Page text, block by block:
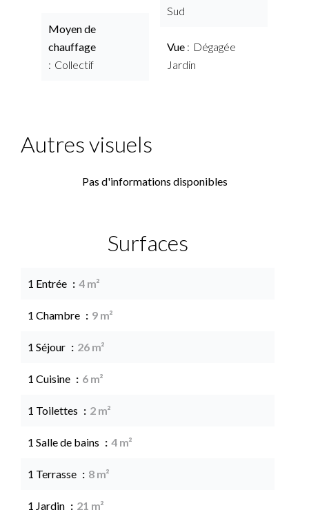
Moyen de
chauffage
Collectif
Sud
Vue
Dégagée
Jardin
Autres visuels
Pas d'informations disponibles
Surfaces
1 Entrée 4 m²
1 Chambre 9 m²
1 Séjour 26 m²
1 Cuisine 6 m²
1 Toilettes 2 m²
1 Salle de bains 4 m²
1 Terrasse 8 m²
1 Jardin 21 m²